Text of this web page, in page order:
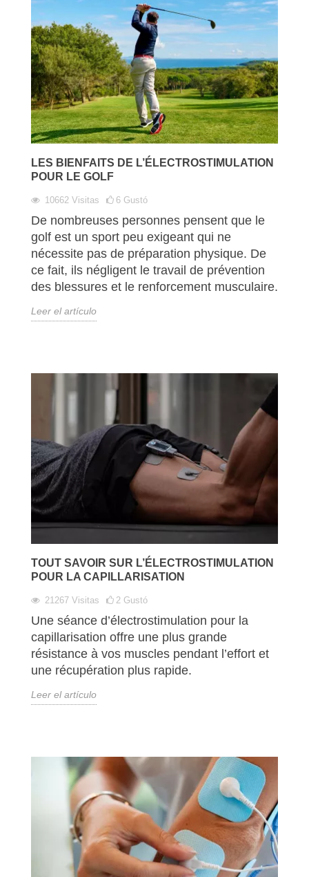
LES BIENFAITS DE L’ÉLECTROSTIMULATION
POUR LE GOLF
10662 Visitas 6 Gustó
De nombreuses personnes pensent que le
golf est un sport peu exigeant qui ne
nécessite pas de préparation physique. De
ce fait, ils négligent le travail de prévention
des blessures et le renforcement musculaire.
Leer el artículo
TOUT SAVOIR SUR L’ÉLECTROSTIMULATION
POUR LA CAPILLARISATION
21267 Visitas 2 Gustó
Une séance d’électrostimulation pour la
capillarisation offre une plus grande
résistance à vos muscles pendant l’effort et
une récupération plus rapide.
Leer el artículo